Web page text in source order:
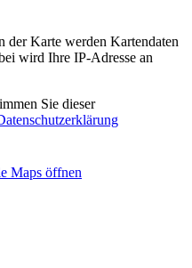
der Karte werden Kartendaten
wird Ihre IP-Adresse an
Sie dieser
Maps öffnen